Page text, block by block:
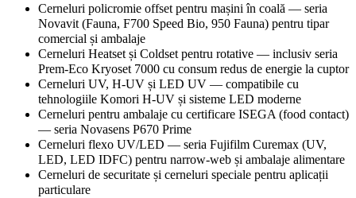
Cerneluri policromie offset pentru mașini în coală — seria
Novavit (Fauna, F700 Speed Bio, 950 Fauna) pentru tipar
comercial și ambalaje
Cerneluri Heatset și Coldset pentru rotative — inclusiv seria
Prem-Eco Kryoset 7000 cu consum redus de energie la cuptor
Cerneluri UV, H-UV și LED UV — compatibile cu
tehnologiile Komori H-UV și sisteme LED moderne
Cerneluri pentru ambalaje cu certificare ISEGA (food contact)
— seria Novasens P670 Prime
Cerneluri flexo UV/LED — seria Fujifilm Curemax (UV,
LED, LED IDFC) pentru narrow-web și ambalaje alimentare
Cerneluri de securitate și cerneluri speciale pentru aplicații
particulare